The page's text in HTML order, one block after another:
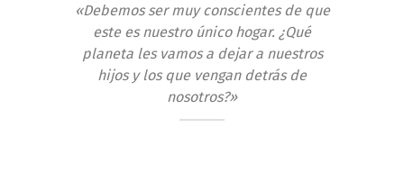
«Debemos ser muy conscientes de que
este es nuestro único hogar. ¿Qué
planeta les vamos a dejar a nuestros
hijos y los que vengan detrás de
nosotros?»